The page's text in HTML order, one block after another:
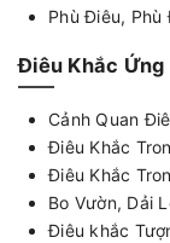
Phù Điêu, Phù
Điêu Khắc Ứng
Cảnh Quan
Điêu Khắc
Điêu Khắc
Bo Vườn, Dải
Điêu khắc